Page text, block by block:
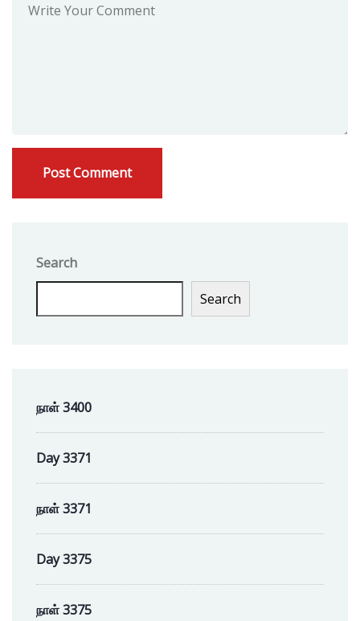
Search
Search
நாள் 3400
Day 3371
நாள் 3371
Day 3375
நாள் 3375